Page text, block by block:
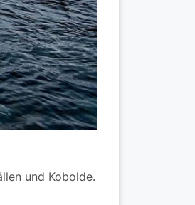
und Kobolde.